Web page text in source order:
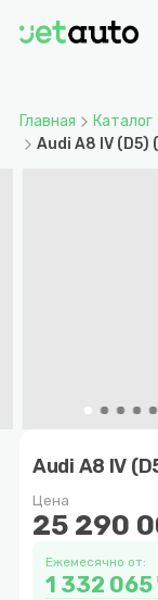
Главная Каталог
Audi A8 IV (D5)
Audi A8 IV
Цена
25 290
Ежемесячно от:
1 332 065